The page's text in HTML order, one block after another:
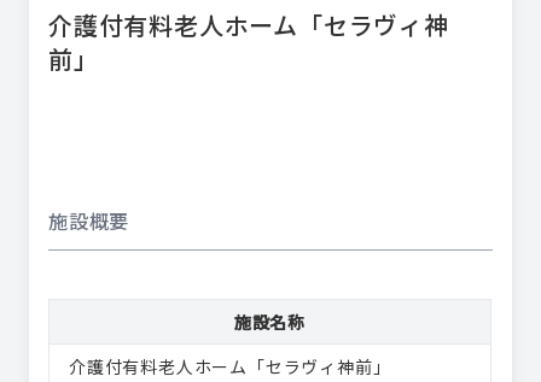
介護付有料老人ホーム「セラヴィ神
前」
施設概要
施設名称
介護付有料老人ホーム「セラヴィ神前」